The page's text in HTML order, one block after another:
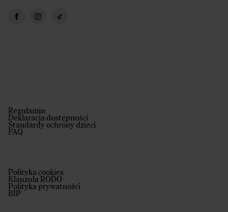
Regulamin
Deklaracja dostępności
Standardy ochrony dzieci
FAQ
Polityka cookies
Klauzula RODO
Polityka prywatności
BIP